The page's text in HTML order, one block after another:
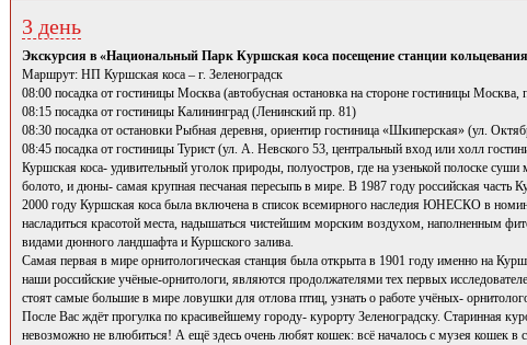
3 день
Экскурсия в «Национальный Парк Куршская коса посещение станции кольцевания
Маршрут: НП Куршская коса – г. Зеленоградск
08:00 посадка от гостиницы Москва (автобусная остановка на стороне гостиницы
08:15 посадка от гостиницы Калининград (Ленинский пр. 81)
08:30 посадка от остановки Рыбная деревня, ориентир гостиница «Шкиперская» (ул.
08:45 посадка от гостиницы Турист (ул. А. Невского 53, центральный вход или холл
Куршская коса- удивительный уголок природы, полуостров, где на узенькой полоске
болото, и дюны- самая крупная песчаная пересыпь в мире. В 1987 году российская часть
2000 году Куршская коса была включена в список всемирного наследия ЮНЕСКО в
насладиться красотой места, надышаться чистейшим морским воздухом, наполненным
видами дюнного ландшафта и Куршского залива.
Самая первая в мире орнитологическая станция была открыта в 1901 году именно на
наши российские учёные-орнитологи, являются продолжателями тех первых
стоят самые большие в мире ловушки для отлова птиц, узнать о работе учёных-
После Вас ждёт прогулка по красивейшему городу- курорту Зеленоградску. Старинная
невозможно не влюбиться! А ещё здесь очень любят кошек: всё началось с музея кошек